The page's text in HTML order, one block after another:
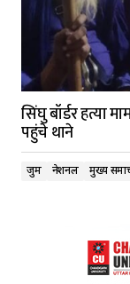
सिंघु बॉर्डर हत्या
पहुंचे थाने
जुर्म नेशनल मुख्य